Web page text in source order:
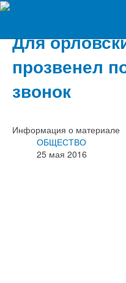
Для
прозвенел
звонок
Информация о материале
ОБЩЕСТВО
25 мая 2016